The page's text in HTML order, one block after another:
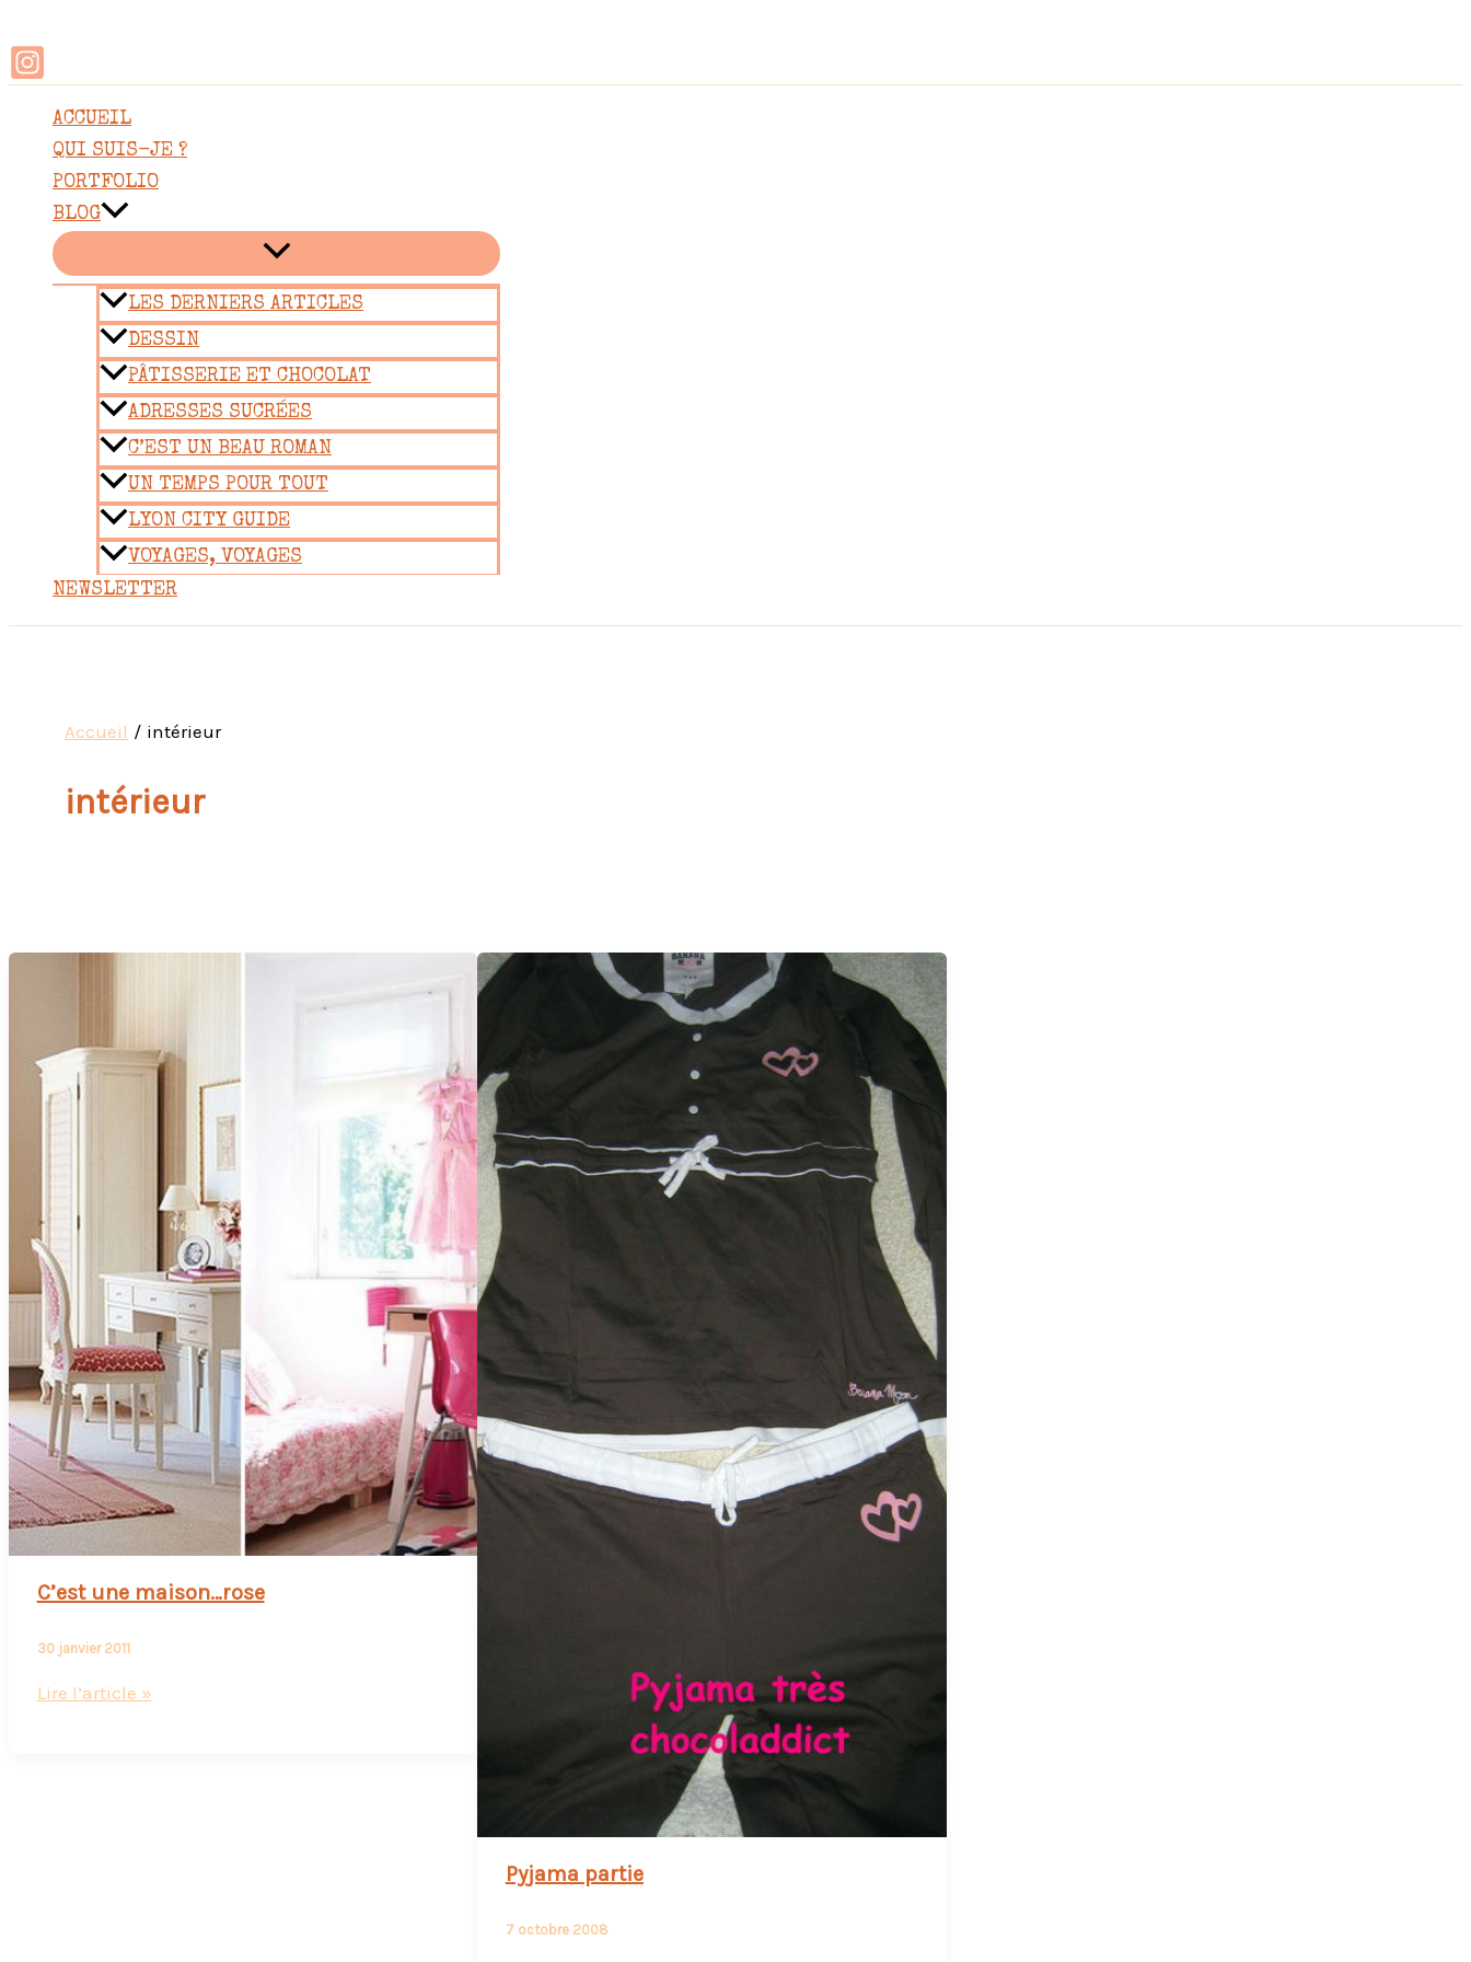
au
contenu
ACCUEIL
QUI SUIS-JE ?
PORTFOLIO
BLOG
LES DERNIERS ARTICLES
DESSIN
PÂTISSERIE ET CHOCOLAT
ADRESSES SUCRÉES
C’EST UN BEAU ROMAN
UN TEMPS POUR TOUT
LYON CITY GUIDE
VOYAGES, VOYAGES
NEWSLETTER
Accueil intérieur
intérieur
C’est une maison…rose
30 janvier 2011
C’est
Lire l’article »
Pyjama partie
7 octobre 2008